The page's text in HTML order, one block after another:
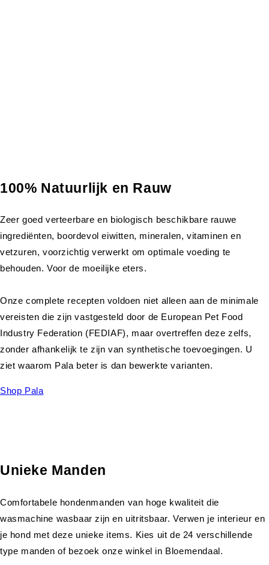
100% Natuurlijk en Rauw
Zeer goed verteerbare en biologisch beschikbare rauwe
ingrediënten, boordevol eiwitten, mineralen, vitaminen en
vetzuren, voorzichtig verwerkt om optimale voeding te
behouden. Voor de moeilijke eters.
Onze complete recepten voldoen niet alleen aan de minimale
vereisten die zijn vastgesteld door de European Pet Food
Industry Federation (FEDIAF), maar overtreffen deze zelfs,
zonder afhankelijk te zijn van synthetische toevoegingen. U
ziet waarom Pala beter is dan bewerkte varianten.
Shop Pala
Unieke Manden
Comfortabele hondenmanden van hoge kwaliteit die
wasmachine wasbaar zijn en uitritsbaar. Verwen je interieur en
je hond met deze unieke items. Kies uit de 24 verschillende
type manden of bezoek onze winkel in Bloemendaal.